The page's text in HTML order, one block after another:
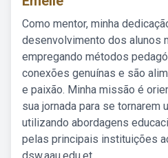
Como mentor, minha
desenvolvimento dos alunos
empregando métodos
conexões genuínas e são
e paixão. Minha missão é
sua jornada para se tornarem
utilizando abordagens
pelas principais instituições